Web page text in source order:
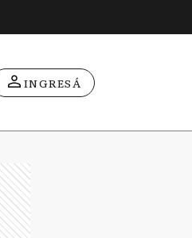
INGRESÁ